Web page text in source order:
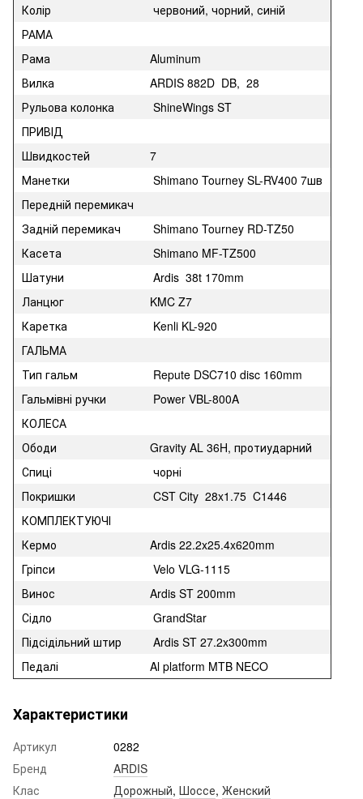
Колір
червоний, чорний, синій
РАМА
Рама
Aluminum
Вилка
ARDIS 882D DB, 28
Рульова колонка
ShineWings ST
ПРИВІД
Швидкостей
7
Манетки
Shimano Tourney SL-RV400 7шв
Передній перемикач
Задній перемикач
Shimano Tourney RD-TZ50
Касета
Shimano MF-TZ500
Шатуни
Ardis 38t 170mm
Ланцюг
KMC Z7
Каретка
Kenli KL-920
ГАЛЬМА
Тип гальм
Repute DSC710 disc 160mm
Гальмівні ручки
Power VBL-800A
КОЛЕСА
Ободи
Gravity AL 36H, протиударний
Спиці
чорні
Покришки
CST City 28x1.75 C1446
КОМПЛЕКТУЮЧІ
Кермо
Ardis 22.2x25.4x620mm
Гріпси
Velo VLG-1115
Винос
Ardis ST 200mm
Сідло
GrandStar
Підсідільний штир
Ardis ST 27.2x300mm
Педалі
Al platform MTB NECO
Характеристики
Артикул
0282
Бренд
ARDIS
Клас
Дорожный, Шоссе, Женский